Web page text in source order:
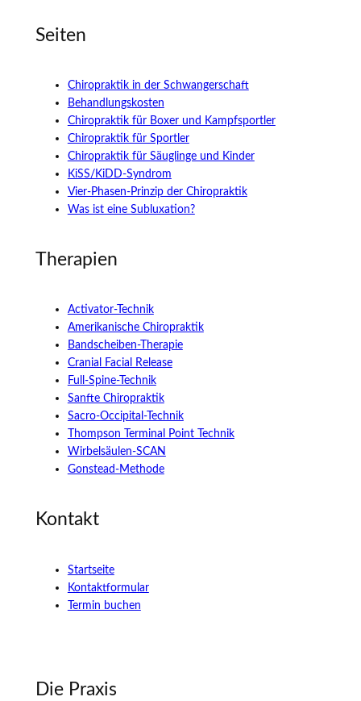
Seiten
Chiropraktik in der Schwangerschaft
Behandlungskosten
Chiropraktik für Boxer und Kampfsportler
Chiropraktik für Sportler
Chiropraktik für Säuglinge und Kinder
KiSS/KiDD-Syndrom
Vier-Phasen-Prinzip der Chiropraktik
Was ist eine Subluxation?
Therapien
Activator-Technik
Amerikanische Chiropraktik
Bandscheiben-Therapie
Cranial Facial Release
Full-Spine-Technik
Sanfte Chiropraktik
Sacro-Occipital-Technik
Thompson Terminal Point Technik
Wirbelsäulen-SCAN
Gonstead-Methode
Kontakt
Startseite
Kontaktformular
Termin buchen
Die Praxis